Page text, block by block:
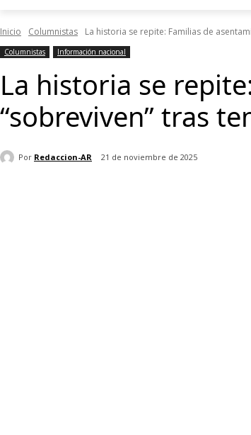
Inicio Columnistas La historia se repite: Familias de
Columnistas Información nacional
La historia se
“sobreviven” tras
Por Redaccion-AR 21 de noviembre de 2025